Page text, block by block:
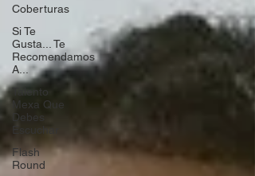
Coberturas
Si Te
Gusta... Te
Recomendamos
A...
Talento
Mexa Que
Debes
Flash
Round